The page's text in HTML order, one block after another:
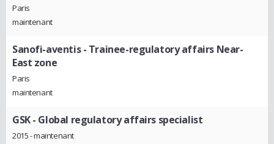
Paris
maintenant
Sanofi-aventis- Trainee-regulatory affairs Near-
East zone
Paris
maintenant
GSK- Global regulatory affairs specialist
2015 - maintenant